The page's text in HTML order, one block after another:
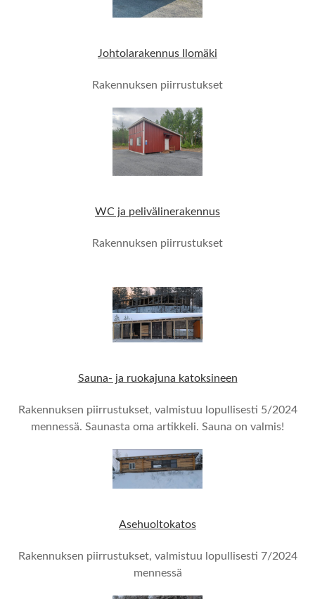
Johtolarakennus Ilomäki
Rakennuksen piirrustukset
WC ja pelivälinerakennus
Rakennuksen piirrustukset
Sauna- ja ruokajuna katoksineen
Rakennuksen piirrustukset, valmistuu lopullisesti 5/2024
mennessä. Saunasta oma artikkeli. Sauna on valmis!
Asehuoltokatos
Rakennuksen piirrustukset, valmistuu lopullisesti 7/2024
mennessä